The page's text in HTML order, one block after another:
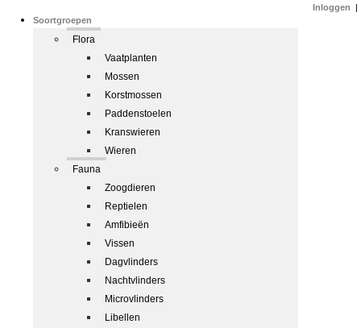
Soortgroepen
Flora
Vaatplanten
Mossen
Korstmossen
Paddenstoelen
Kranswieren
Wieren
Fauna
Zoogdieren
Reptielen
Amfibieën
Vissen
Dagvlinders
Nachtvlinders
Microvlinders
Libellen
Inloggen |